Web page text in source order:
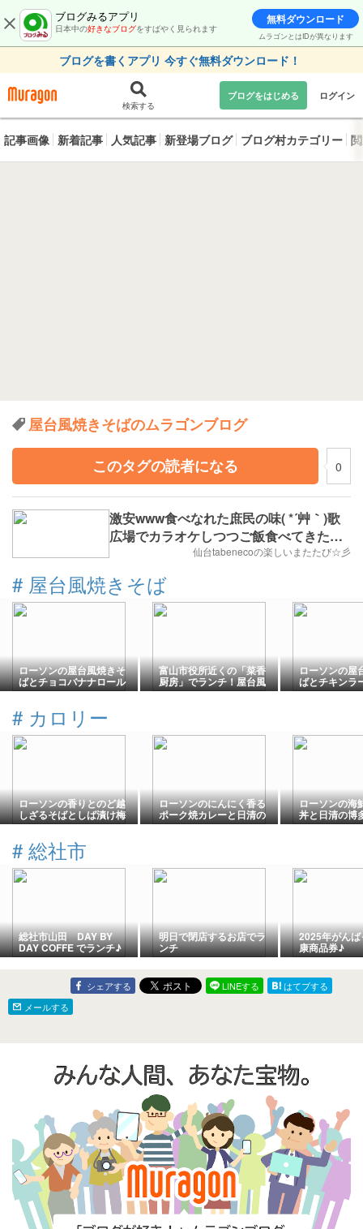
ブログみるアプリ
日本中の好きなブログをすばやく見られます
無料ダウンロード
ムラゴンとはIDが異なります
ブログを書くアプリ 今すぐ無料ダウンロード！
検索する
ブログをはじめる ログイン
記事画像 新着記事 人気記事 新登場ブログ ブログ村カテゴリー
屋台風焼きそばのムラゴンブログ
このタグの読者になる
0
激安www食べなれた庶民の味( *´艸｀)歌
広場でカラオケしつつご飯食べてきたじ
仙台tabenecoの楽しいまたたび☆彡
# 屋台風焼きそば
ローソンの屋台風焼きそ
ばとチョコバナナロール
富山市役所近くの「菜香
厨房」でランチ！屋台風
焼きそばとレタスチャー
ローソンの屋
ばとチキンラ
こみ飯を！！
# カロリー
ローソンの香りとのど越
しざるそばとしば漬け梅
おかかおにぎりと梅しそ
ローソンのにんにく香る
ポーク焼カレーと日清の
京うどん
ローソンの海
丼と日清の博
# 総社市
総社市山田 DAY BY
DAY COFFE でランチ♪
明日で閉店するお店でラ
ンチ
2025年がん
康商品券♪
シェアする LINEする
はてブする
メールする